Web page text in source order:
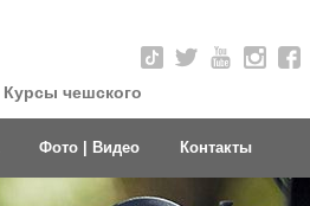
Курсы чешского
Фото | Видео Контакты